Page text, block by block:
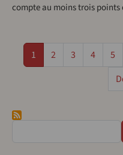
compte au moins trois points
Pagination
Page
1 Page
2 Page
3 Page
4 Page
5